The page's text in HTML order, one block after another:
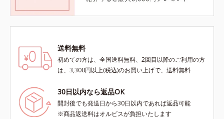
送料無料
初めての方は、全国送料無料、2回目以降のご利用の方
は、3,300円以上(税込)のお買い上げで、送料無料
30日以内なら返品OK
開封後でも発送日から30日以内であれば返品可能
※商品返送料はオルビスが負担いたします